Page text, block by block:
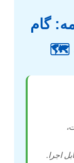
گام
🗺️
اجرا.